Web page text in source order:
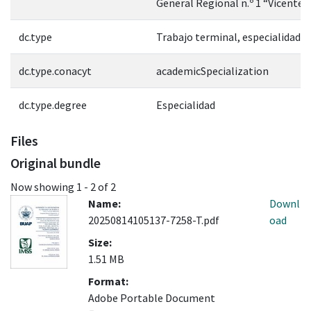
dc.type Trabajo terminal, especialidad
dc.type.conacyt academicSpecialization
dc.type.degree Especialidad
Files
Original bundle
Now showing 1 - 2 of 2
Name:
20250814105137-7258-T.pdf
Size:
1.51 MB
Format:
Adobe Portable Document
Downl
oad